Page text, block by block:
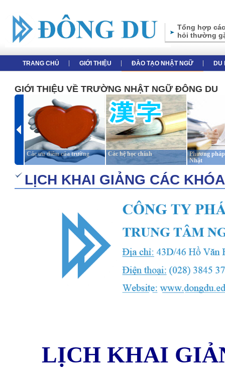
Tổng hợp
hỏi thường
TRANG CHỦ GIỚI THIỆU ĐÀO TẠO NHẬT NGỮ DU
GIỚI THIỆU VỀ TRƯỜNG NHẬT NGỮ ĐÔNG DU
Các ưu điểm của trường Các hệ học chính
Phương
Nhật
LỊCH KHAI GIẢNG CÁC
LỊCH KHAI